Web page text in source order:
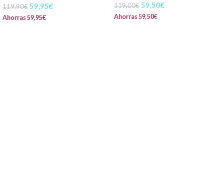
119,90€ 59,95€
Ahorras59,95€
119,00€ 59,50€
Ahorras59,50€